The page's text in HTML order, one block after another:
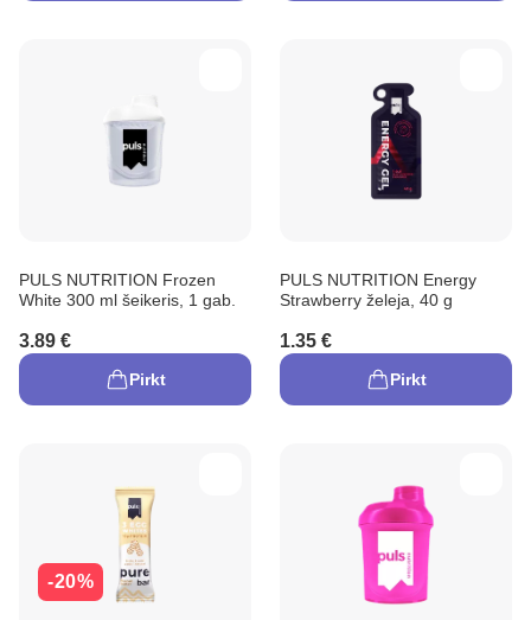
PULS NUTRITION Frozen
White 300 ml šeikeris, 1 gab.
3.89 €
Pirkt
PULS NUTRITION Energy
Strawberry želeja, 40 g
1.35 €
Pirkt
-20%